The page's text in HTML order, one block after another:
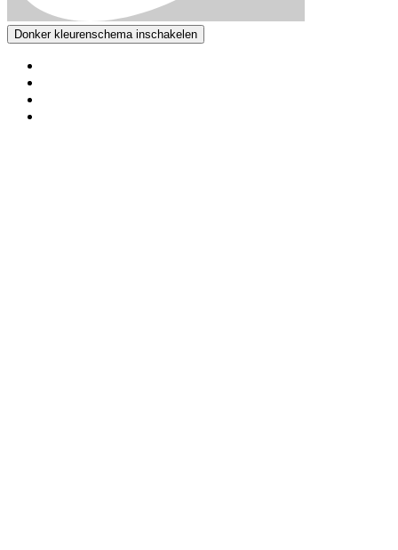
Donker kleurenschema inschakelen